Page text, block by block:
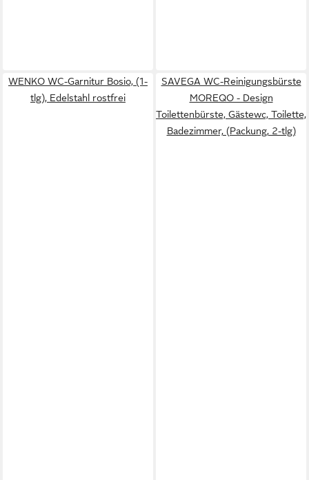
WENKO WC-Garnitur Bosio, (1-
tlg), Edelstahl rostfrei
SAVEGA WC-Reinigungsbürste
MOREQO - Design
Toilettenbürste, Gästewc, Toilette,
Badezimmer, (Packung, 2-tlg)